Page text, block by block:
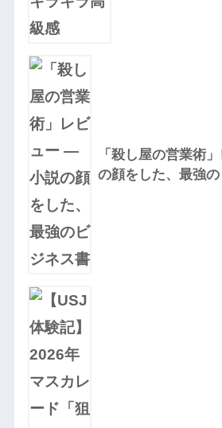
「殺し屋の営業術
の顔をした、最強